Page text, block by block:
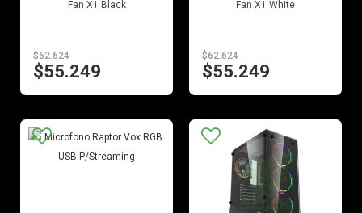
Fan X1 Black
$62.624
$55.249
Fan X1 White
$62.624
$55.249